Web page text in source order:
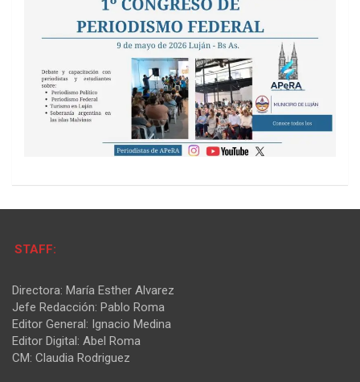
STAFF:
Directora: María Esther Alvarez
Jefe Redacción: Pablo Roma
Editor General: Ignacio Medina
Editor Digital: Abel Roma
CM: Claudia Rodriguez